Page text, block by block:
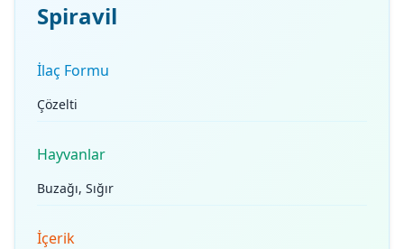
Spiravil
İlaç Formu
Çözelti
Hayvanlar
Buzağı, Sığır
İçerik